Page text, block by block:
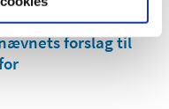
forslag til